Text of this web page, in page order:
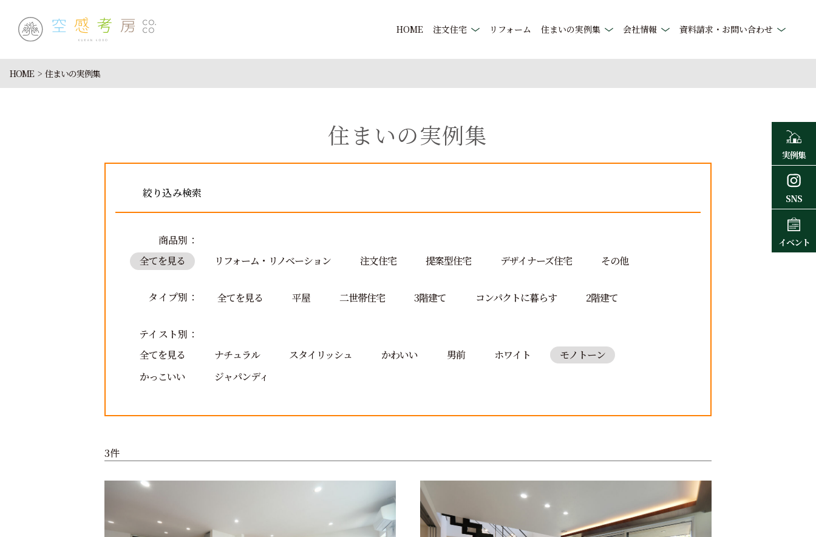
HOME 注文住宅 リフォーム 住まいの実例集 会社情報 資料請求・お問い合わせ
HOME 住まいの実例集
住まいの実例集
絞り込み検索
商品別：
全てを見る
リフォーム・リノベーション 注文住宅 提案型住宅 デザイナーズ住宅 その他
タイプ別： 全てを見る 平屋 二世帯住宅 3階建て コンパクトに暮らす 2階建て
テイスト別：
全てを見る
ナチュラル スタイリッシュ かわいい 男前 ホワイト
モノトーン
かっこいい
ジャパンディ
3件
実例集
SNS
イベント